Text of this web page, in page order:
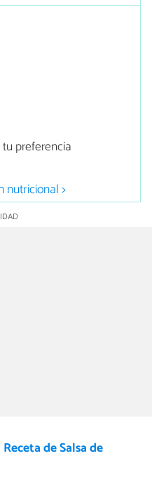
preferencia
nutricional >
Receta de Salsa de